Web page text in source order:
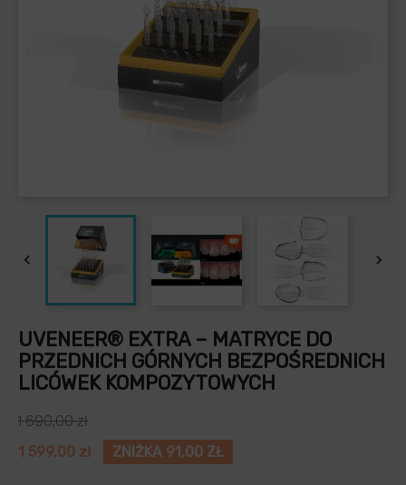
 
UVENEER® EXTRA – MATRYCE DO
PRZEDNICH GÓRNYCH BEZPOŚREDNICH
LICÓWEK KOMPOZYTOWYCH
1 690,00 zł
1 599,00 zł ZNIŻKA 91,00 ZŁ